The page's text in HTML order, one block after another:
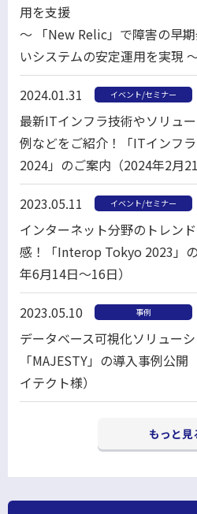
用を支援
～ 「New Relic」で障害の早
いシステムの安定運用を実現
別
ウ
ィ
ン
ド
ウ
で
開
く
2024.01.31 イベント/セミナー
最新ITインフラ技術やソリュ
例などをご紹介！「ITインフ
2024」のご案内（2024年2月21
2023.05.11 イベント/セミナー
インターネット分野のトレン
感！「Interop Tokyo 2023」
年6月14日～16日）
2023.05.10 事例
データベース可視化ソリュー
「MAJESTY」の導入事例公開
イテクト様）
もっと見